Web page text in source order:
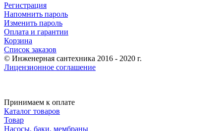
Регистрация
Напомнить пароль
Изменить пароль
Оплата и гарантии
Корзина
Список заказов
© Инженерная сантехника 2016 - 2020 г.
Лицензионное соглашение
Принимаем к оплате
Каталог товаров
Товар
Насосы, баки, мембраны